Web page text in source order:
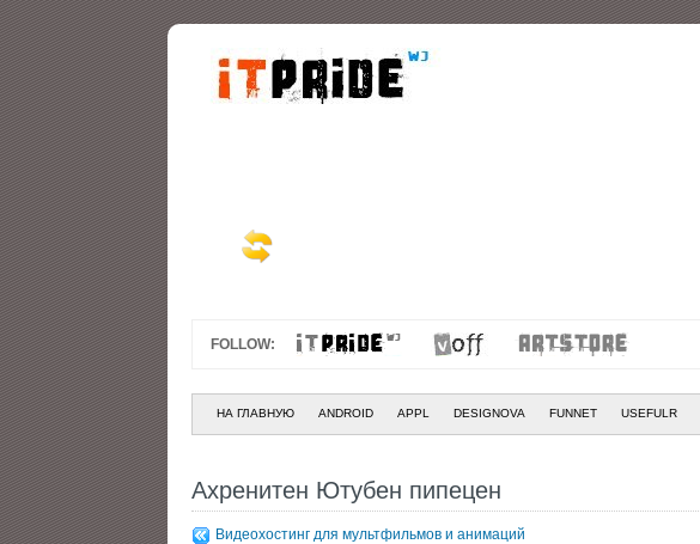
FOLLOW:
НА ГЛАВНУЮ ANDROID APPL DESIGNOVA FUNNET USEFULR
Ахренитен Ютубен пипецен
Видеохостинг для мультфильмов и анимаций